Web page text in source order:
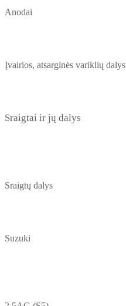
Anodai
Įvairios, atsarginės variklių dalys
Sraigtai ir jų dalys
Sraigtų dalys
Suzuki